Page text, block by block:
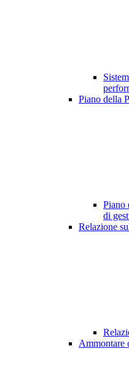
Piano della
Piano
di
Relazione
Ammontare